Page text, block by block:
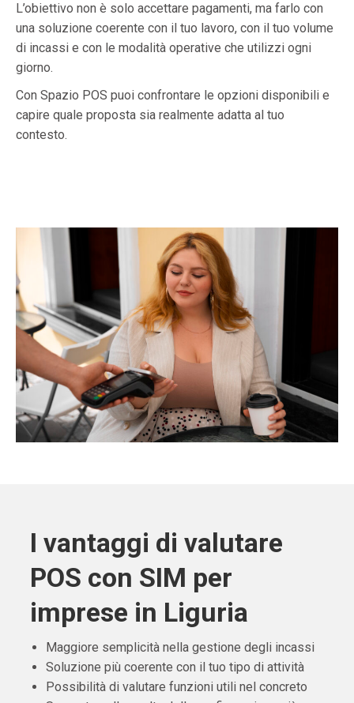
L’obiettivo non è solo accettare pagamenti, ma farlo con
una soluzione coerente con il tuo lavoro, con il tuo volume
di incassi e con le modalità operative che utilizzi ogni
giorno.
Con Spazio POS puoi confrontare le opzioni disponibili e
capire quale proposta sia realmente adatta al tuo
contesto.
I vantaggi di valutare
POS con SIM per
imprese in Liguria
Maggiore semplicità nella gestione degli incassi
Soluzione più coerente con il tuo tipo di attività
Possibilità di valutare funzioni utili nel concreto